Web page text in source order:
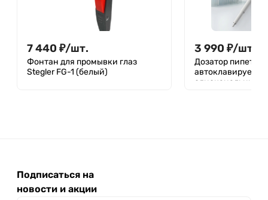
7 440 ₽/шт.
Фонтан для промывки глаз
Stegler FG-1 (белый)
3 990 ₽/шт.
Дозатор
одноканальный,
Подписаться на
новости и акции